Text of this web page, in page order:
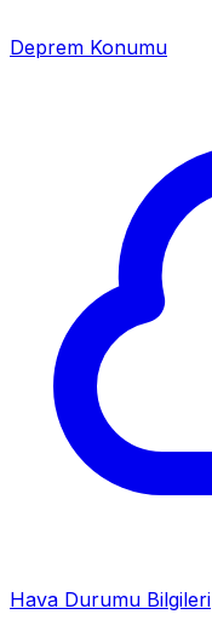
Deprem Konumu
Hava Durumu Bilgileri